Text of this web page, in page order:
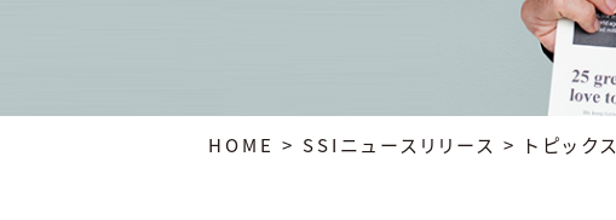
HOME > SSIニュースリリース > トピックス